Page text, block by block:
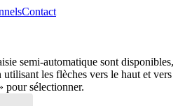
Contact
semi-automatique sont disponibles,
les flèches vers le haut et vers
pour sélectionner.